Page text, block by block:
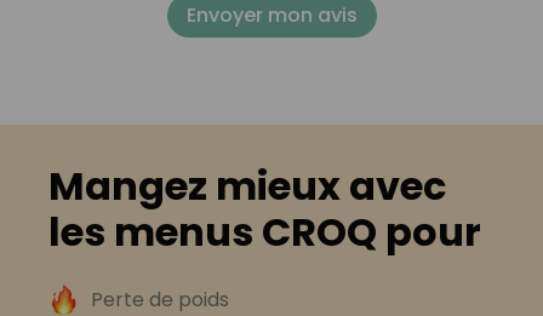
Envoyer mon avis
Mangez mieux avec
les menus CROQ pour
Perte de poids